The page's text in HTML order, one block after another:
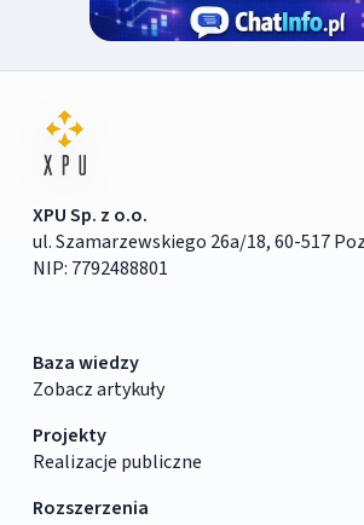
XPU Sp. z o.o.
ul. Szamarzewskiego 26a/18, 60-517
NIP: 7792488801
Baza wiedzy
Zobacz artykuły
Projekty
Realizacje publiczne
Rozszerzenia